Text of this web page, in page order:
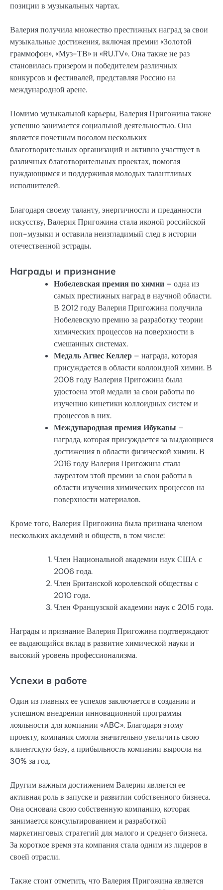
позиции в музыкальных чартах.
Валерия получила множество престижных наград за свои
музыкальные достижения, включая премии «Золотой
граммофон», «Муз-ТВ» и «RU.TV». Она также не раз
становилась призером и победителем различных
конкурсов и фестивалей, представляя Россию на
международной арене.
Помимо музыкальной карьеры, Валерия Пригожина также
успешно занимается социальной деятельностью. Она
является почетным посолом нескольких
благотворительных организаций и активно участвует в
различных благотворительных проектах, помогая
нуждающимся и поддерживая молодых талантливых
исполнителей.
Благодаря своему таланту, энергичности и преданности
искусству, Валерия Пригожина стала иконой российской
поп-музыки и оставила неизгладимый след в истории
отечественной эстрады.
Награды и признание
Нобелевская премия по химии – одна из
самых престижных наград в научной области.
В 2012 году Валерия Пригожина получила
Нобелевскую премию за разработку теории
химических процессов на поверхности в
смешанных системах.
Медаль Агнес Келлер – награда, которая
присуждается в области коллоидной химии. В
2008 году Валерия Пригожина была
удостоена этой медали за свои работы по
изучению кинетики коллоидных систем и
процессов в них.
Международная премия Ибукавы –
награда, которая присуждается за выдающиеся
достижения в области физической химии. В
2016 году Валерия Пригожина стала
лауреатом этой премии за свои работы в
области изучения химических процессов на
поверхности материалов.
Кроме того, Валерия Пригожина была признана членом
нескольких академий и обществ, в том числе:
Член Национальной академии наук США с
2006 года.
Член Британской королевской обществы с
2010 года.
Член Французской академии наук с 2015 года.
Награды и признание Валерия Пригожина подтверждают
ее выдающийся вклад в развитие химической науки и
высокий уровень профессионализма.
Успехи в работе
Один из главных ее успехов заключается в создании и
успешном внедрении инновационной программы
лояльности для компании «ABC». Благодаря этому
проекту, компания смогла значительно увеличить свою
клиентскую базу, а прибыльность компании выросла на
30% за год.
Другим важным достижением Валерии является ее
активная роль в запуске и развитии собственного бизнеса.
Она основала свою собственную компанию, которая
занимается консультированием и разработкой
маркетинговых стратегий для малого и среднего бизнеса.
За короткое время эта компания стала одним из лидеров в
своей отрасли.
Также стоит отметить, что Валерия Пригожина является